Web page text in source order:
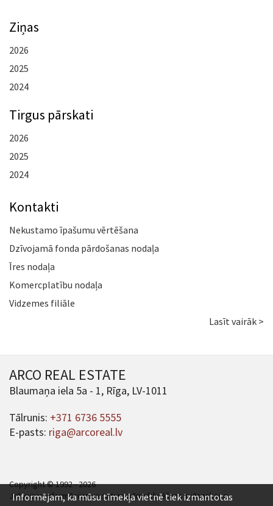
Ziņas
2026
2025
2024
Tirgus pārskati
2026
2025
2024
Kontakti
Nekustamo īpašumu vērtēšana
Dzīvojamā fonda pārdošanas nodaļa
Īres nodaļa
Komercplatību nodaļa
Vidzemes filiāle
Lasīt vairāk >
ARCO REAL ESTATE
Blaumaņa iela 5a - 1, Rīga, LV-1011
Tālrunis: +371 6736 5555
E-pasts: riga@arcoreal.lv
Copyright © 1992 - 2026
Jebkuras informācijas un satura pārpublicēšana ir jāsaskaņo.
Informējam, ka mūsu tīmekļa vietnē tiek izmantotas